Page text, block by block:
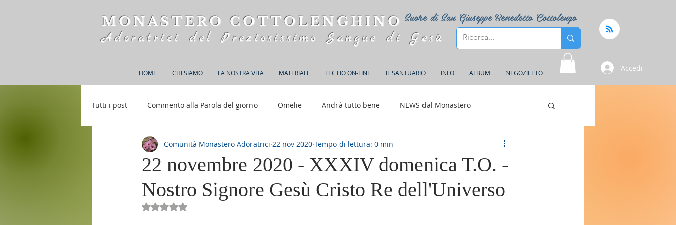
Suore di San Giuseppe Benedetto Cottolengo
MONASTERO COTTOLENGHINO
Adoratrici del Preziosissimo Sangue di Gesù
HOME CHI SIAMO LA NOSTRA VITA MATERIALE LECTIO ON-LINE IL SANTUARIO INFO ALBUM NEGOZIETTO
Accedi
Tutti i post Commento alla Parola del giorno Omelie Andrà tutto bene NEWS dal Monastero
Rifugio S. M. della Bellezza 150 anni di Adorazione
22 novembre 2020 - XXXIV domenica T.O. -
Nostro Signore Gesù Cristo Re dell'Universo
Comunità Monastero Adoratrici 22 nov 2020 Tempo di lettura: 0 min
Valutazione NaN stelle su 5.